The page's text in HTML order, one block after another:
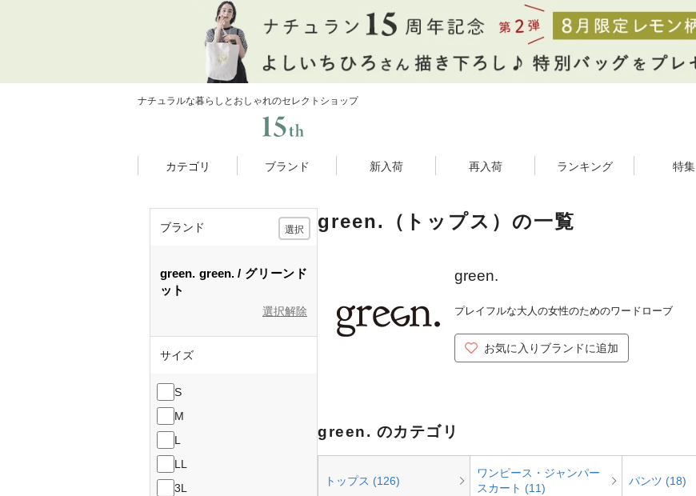
ナチュラルな暮らしとおしゃれのセレクトショップ
カテゴリ ブランド 新入荷 再入荷 ランキング 特集
ブランド 選択
green. green.
グリーンド
ット
選択解除
サイズ
S
M
L
LL
3L
green.（トップス）の一覧
green.
プレイフルな大人の女性のためのワードローブ
お気に入りブランドに追加
green. のカテゴリ
トップス (126)
ワンピース・ジャンパー
スカート (11)
パンツ (18)